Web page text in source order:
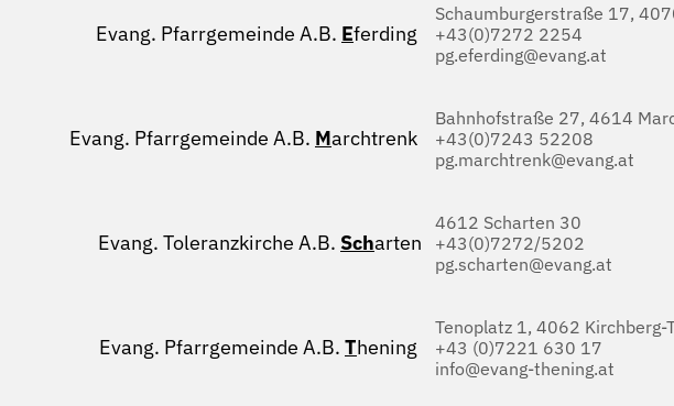
Evang. Pfarrgemeinde A.B. Eferding
Schaumburgerstraße 17,
+43(0)7272 2254
pg.eferding@evang.at
Evang. Pfarrgemeinde A.B. Marchtrenk
Bahnhofstraße 27, 4614
+43(0)7243 52208
pg.marchtrenk@evang.at
Evang. Toleranzkirche A.B. Scharten
4612 Scharten 30
+43(0)7272/5202
pg.scharten@evang.at
Evang. Pfarrgemeinde A.B. Thening
Tenoplatz 1, 4062 Kirchberg-
+43 (0)7221 630 17
info@evang-thening.at